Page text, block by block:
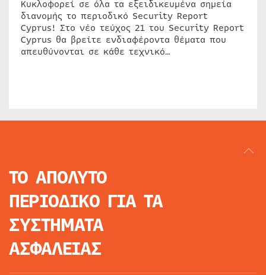
Κυκλοφορεί σε όλα τα εξειδικευμένα σημεία
διανομής το περιοδικό Security Report
Cyprus! Στο νέο τεύχος 21 του Security Report
Cyprus θα βρείτε ενδιαφέροντα θέματα που
απευθύνονται σε κάθε τεχνικό…
ΤΟ ΑΠΟΛΥΤΟ
ΠΕΡΙΟΔΙΚΟ ΓΙΑ ΤΑ
ΣΥΣΤΗΜΑΤΑ
ΑΣΦΑΛΕΙΑΣ